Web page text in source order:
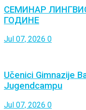
СЕМИНАР
ГОДИНЕ
Jul 07, 2026 0
Učenici Gimnazije
Jugendcampu
Jul 07, 2026 0